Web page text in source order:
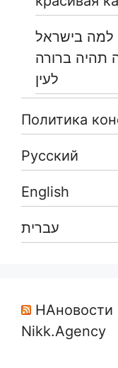
למה בישראל
תהיה ברורה
לעין
Политика
Русский
English
עברית
НАновости
Nikk.Agency